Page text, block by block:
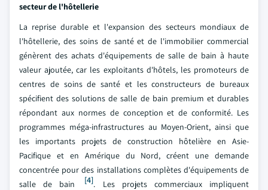
secteur de l'hôtellerie
La reprise durable et l'expansion des secteurs mondiaux de
l'hôtellerie, des soins de santé et de l'immobilier commercial
génèrent des achats d'équipements de salle de bain à haute
valeur ajoutée, car les exploitants d'hôtels, les promoteurs de
centres de soins de santé et les constructeurs de bureaux
spécifient des solutions de salle de bain premium et durables
répondant aux normes de conception et de conformité. Les
programmes méga-infrastructures au Moyen-Orient, ainsi que
les importants projets de construction hôtelière en Asie-
Pacifique et en Amérique du Nord, créent une demande
concentrée pour des installations complètes d'équipements de
salle de bain
[4]. Les projets commerciaux impliquent